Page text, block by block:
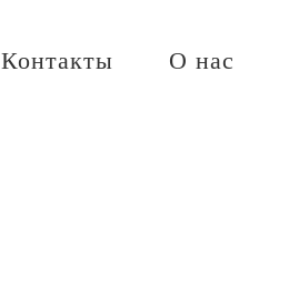
Контакты О нас